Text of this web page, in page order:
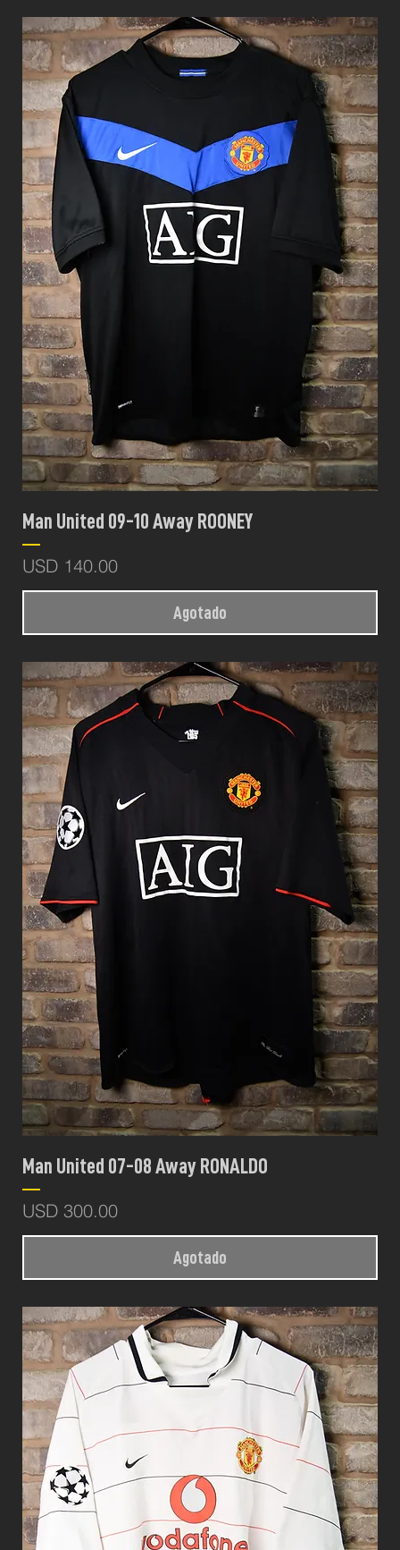
Man United 09-10 Away ROONEY
Precio
USD 140.00
Agotado
Man United 07-08 Away RONALDO
Precio
USD 300.00
Agotado